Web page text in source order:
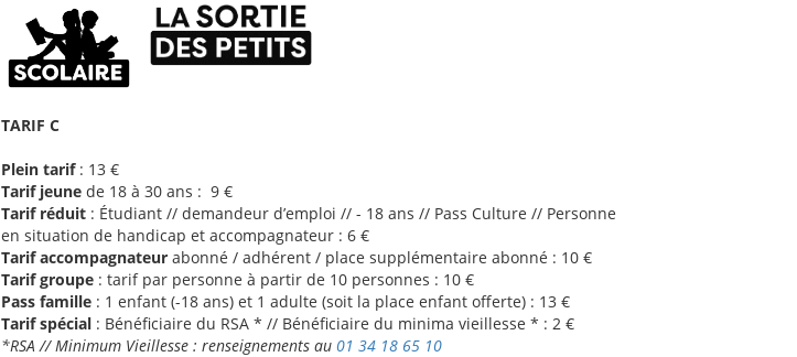
TARIF C
Plein tarif: 13 €
Tarif jeune de 18 à 30 ans : 9 €
Tarif réduit : Étudiant // demandeur d’emploi // - 18 ans // Pass Culture // Personne
en situation de handicap et accompagnateur : 6 €
Tarif accompagnateur abonné / adhérent / place supplémentaire abonné : 10 €
Tarif groupe : tarif par personne à partir de 10 personnes : 10 €
Pass famille : 1 enfant (-18 ans) et 1 adulte (soit la place enfant offerte) : 13 €
Tarif spécial : Bénéficiaire du RSA * // Bénéficiaire du minima vieillesse * : 2 €
*RSA // Minimum Vieillesse : renseignements au01 34 18 65 10